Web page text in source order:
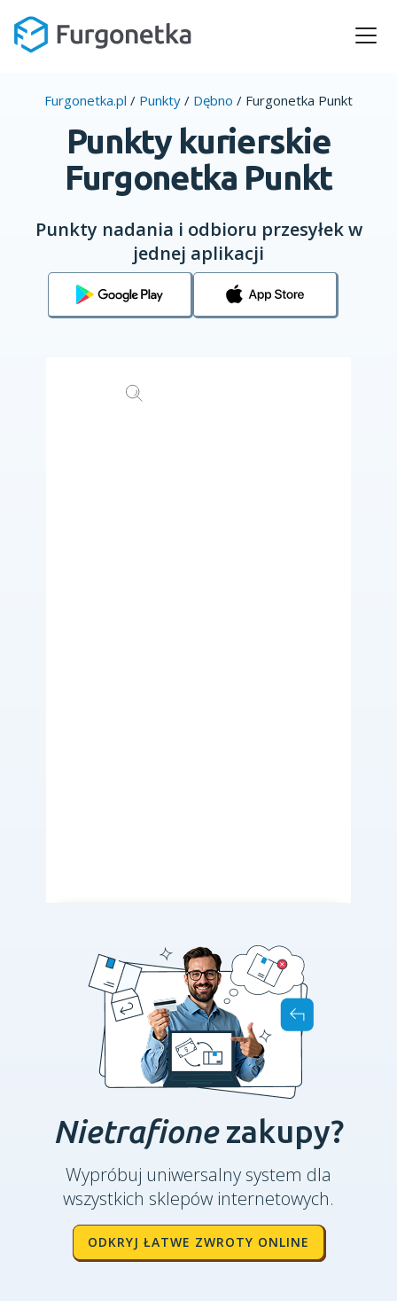
Furgonetka.pl / Punkty / Dębno / Furgonetka Punkt
Punkty kurierskie
Furgonetka Punkt
Punkty nadania i odbioru przesyłek w
jednej aplikacji
Nietrafionezakupy?
Wypróbuj uniwersalny system dla
wszystkich sklepów internetowych.
ODKRYJ ŁATWE ZWROTY ONLINE